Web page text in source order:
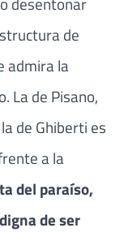
de
admira la
La de Pisano,
de Ghiberti es
a la
del paraíso,
de ser